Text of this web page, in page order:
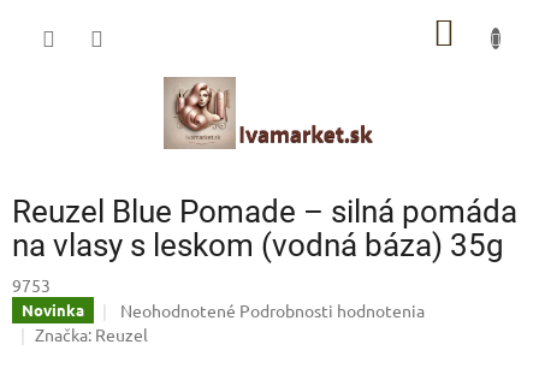
Reuzel Blue Pomade – silná pomáda
na vlasy s leskom (vodná báza) 35g
9753
Novinka
Priemerné
hodnotenie
Neohodnotené Podrobnosti hodnotenia
Značka: Reuzel
IVAMARKET poradca